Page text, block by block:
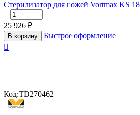
Стерилизатор для ножей Vortmax KS 18
+
−
25 926 ₽
В корзину
Быстрое оформление

Код:TD270462